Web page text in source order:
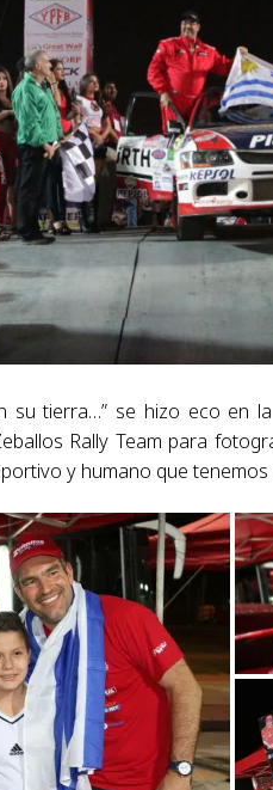
su tierra…” se hizo eco en
Rally Team para
y humano que